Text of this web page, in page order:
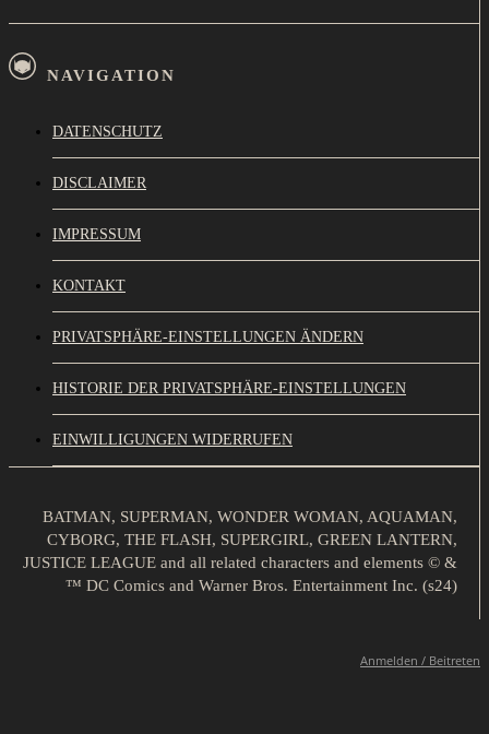
NAVIGATION
DATENSCHUTZ
DISCLAIMER
IMPRESSUM
KONTAKT
PRIVATSPHÄRE-EINSTELLUNGEN ÄNDERN
HISTORIE DER PRIVATSPHÄRE-EINSTELLUNGEN
EINWILLIGUNGEN WIDERRUFEN
BATMAN, SUPERMAN, WONDER WOMAN, AQUAMAN,
CYBORG, THE FLASH, SUPERGIRL, GREEN LANTERN,
JUSTICE LEAGUE and all related characters and elements © &
™ DC Comics and Warner Bros. Entertainment Inc. (s24)
Anmelden / Beitreten